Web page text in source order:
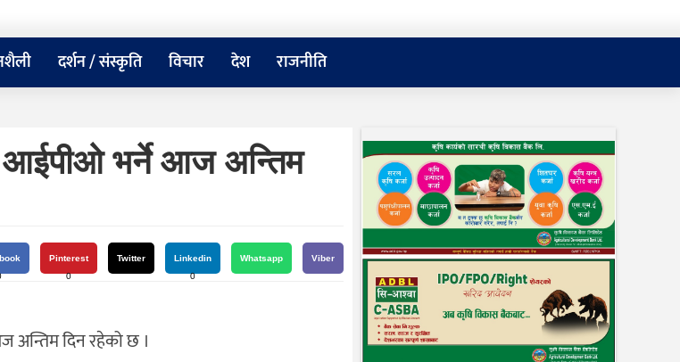
दर्शन / संस्कृति विचार देश राजनीति
आईपीओ भर्ने आज अन्तिम
Pinterest
0
Twitter
Linkedin
0
Whatsapp Viber
अन्तिम दिन रहेको छ ।